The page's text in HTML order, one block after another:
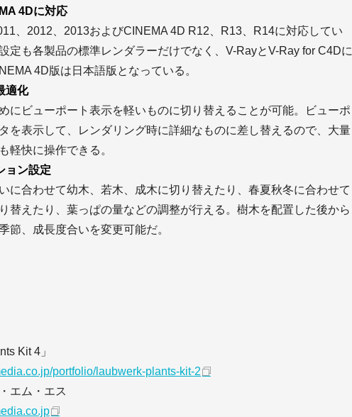
4Dに対応
、2012、2013およびCINEMA 4D R12、R13、R14に対応してい
定も各製品の標準レンダラーだけでなく、V-RayとV-Ray for C4Dに
4D版は日本語版となっている。
適化
にビューポート表示を軽いものに切り替えることが可能。ビューポ
を表示して、レンダリング時に詳細なものに差し替えるので、大量
軽快に操作できる。
ョン設定
に合わせて幼木、若木、成木に切り替えたり、春夏秋冬に合わせて
替えたり、葉っぱの量などの調整が行える。樹木を配置した後から
節、成長度合いを変更可能だ。
Kit 4」
portfolio/laubwerk-plants-kit-2
エム・エス